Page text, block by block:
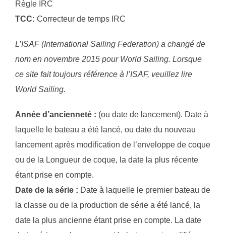
Règle IRC
TCC: Correcteur de temps IRC
L’ISAF (International Sailing Federation) a changé de
nom en novembre 2015 pour World Sailing. Lorsque
ce site fait toujours référence à l’ISAF, veuillez lire
World Sailing.
Année d’ancienneté : (ou date de lancement). Date à
laquelle le bateau a été lancé, ou date du nouveau
lancement après modification de l’enveloppe de coque
ou de la Longueur de coque, la date la plus récente
étant prise en compte.
Date de la série : Date à laquelle le premier bateau de
la classe ou de la production de série a été lancé, la
date la plus ancienne étant prise en compte. La date